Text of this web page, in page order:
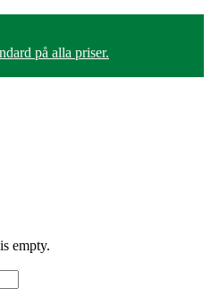
på alla priser.
empty.